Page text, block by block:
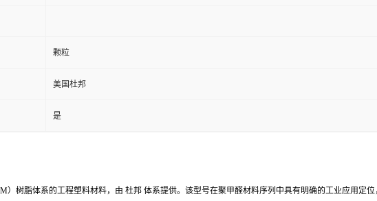
颗粒
美国杜邦
是
）树脂体系的工程塑料材料，由 杜邦 体系提供。该型号在聚甲醛材料序列中具有明确的工业应用定